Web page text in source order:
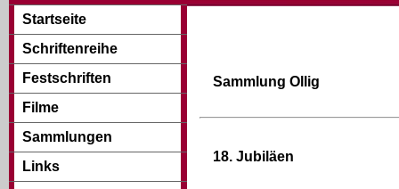
Startseite
Schriftenreihe
Festschriften
Filme
Sammlungen
Links
Sammlung Ollig
18. Jubiläen